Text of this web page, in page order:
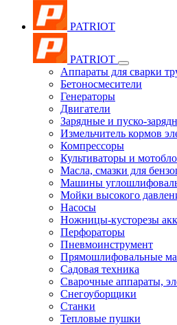
PATRIOT
PATRIOT
Аппараты для сварки
Бетоносмесители
Генераторы
Двигатели
Зарядные и пуско-
Измельчитель кормов
Компрессоры
Культиваторы и
Масла, смазки для
Машины
Мойки высокого
Насосы
Ножницы-кусторезы
Перфораторы
Пневмоинструмент
Прямошлифовальные
Садовая техника
Сварочные аппараты,
Снегоуборщики
Станки
Тепловые пушки